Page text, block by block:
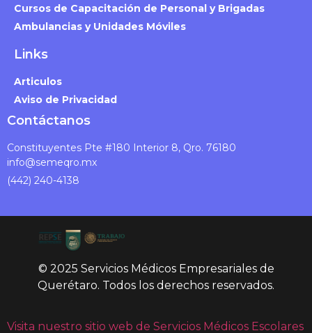
Cursos de Capacitación de Personal y Brigadas
Ambulancias y Unidades Móviles
Links
Articulos
Aviso de Privacidad
Contáctanos
Constituyentes Pte #180 Interior 8, Qro. 76180
info@semeqro.mx
(442) 240-4138
© 2025 Servicios Médicos Empresariales de
Querétaro. Todos los derechos reservados.
Visita nuestro sitio web de Servicios Médicos Escolares